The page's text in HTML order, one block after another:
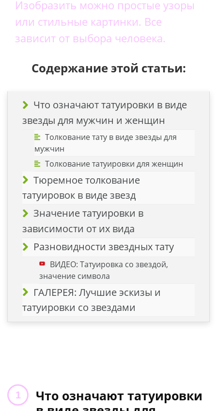
Изобразить можно простые узоры
или стильные картинки. Все
зависит от выбора человека.
Содержание этой статьи:
Что означают татуировки в виде
звезды для мужчин и женщин
Толкование тату в виде звезды для
мужчин
Толкование татуировки для женщин
Тюремное толкование
татуировок в виде звезд
Значение татуировки в
зависимости от их вида
Разновидности звездных тату
ВИДЕО: Татуировка со звездой,
значение символа
ГАЛЕРЕЯ: Лучшие эскизы и
татуировки со звездами
Что означают татуировки